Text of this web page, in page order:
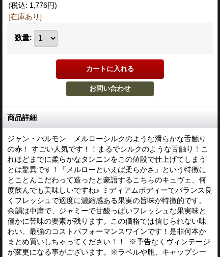
(税込: 1,776円)
[在庫あり]
数量:
商品詳細
ジャン・バルモン メルローシルクのような滑らかな舌触り
の赤！ すごい人気です！！まるでシルクのような舌触り！こ
れほどまでに柔らかなタンニンをこの値段で仕上げてしまう
とは驚異です！『メルローといえば柔らかさ』という特徴に
とことんこだわって造ったと豪語するこちらのキュヴェ、何
度飲んでも美味しいですね♪ ミディアムボディーでバランス良
くフレッシュで適度に濃縮感ある果実の旨味が特徴的です。
余韻は中庸で、ジャミーで甘酸っぱいフレッシュな果実味と
僅かに苦味の要素が残ります。この価格では信じられない味
わい、最強のコストパフォーマンスワインです！是非何本か
まとめ買いしちゃってください！！ ※予告なくヴィンテージ
が変更になる事がございます。※ラベルや瓶、キャップシー